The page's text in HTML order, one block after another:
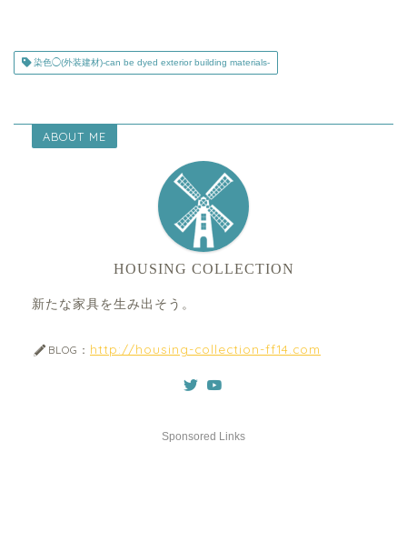
染色◯(外装建材)-can be dyed exterior building materials-
ABOUT ME
HOUSING COLLECTION
新たな家具を生み出そう。
BLOG： http://housing-collection-ff14.com
Sponsored Links